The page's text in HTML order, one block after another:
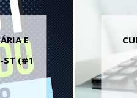
NA PRÁTICA #9:
- PERÍODO DA
ICMS PRÓPRIO